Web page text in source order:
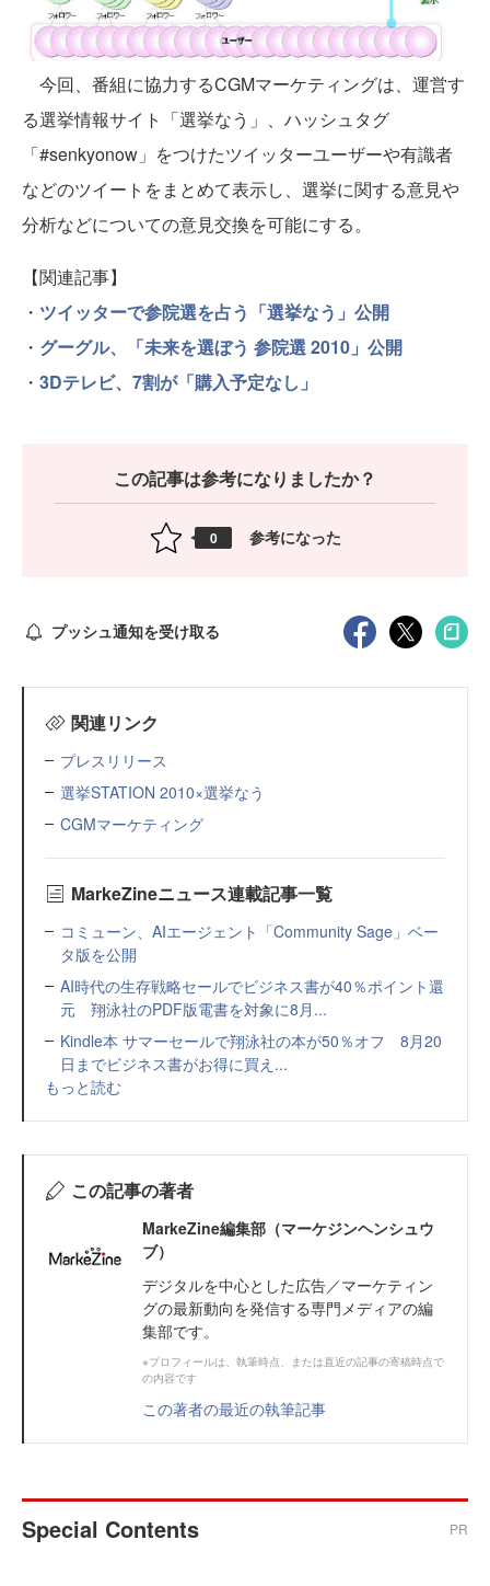
今回、番組に協力するCGMマーケティングは、運営す
る選挙情報サイト「選挙なう」、ハッシュタグ
「#senkyonow」をつけたツイッターユーザーや有識者
などのツイートをまとめて表示し、選挙に関する意見や
分析などについての意見交換を可能にする。
【関連記事】
・ ツイッターで参院選を占う「選挙なう」公開
・ グーグル、「未来を選ぼう 参院選 2010」公開
・ 3Dテレビ、7割が「購入予定なし」
この記事は参考になりましたか？
0 参考になった
プッシュ通知を受け取る
関連リンク
プレスリリース
選挙STATION 2010×選挙なう
CGMマーケティング
MarkeZineニュース連載記事一覧
コミューン、AIエージェント「Community Sage」ベー
タ版を公開
AI時代の生存戦略セールでビジネス書が40％ポイント還
元 翔泳社のPDF版電書を対象に8月...
Kindle本 サマーセールで翔泳社の本が50％オフ 8月20
日までビジネス書がお得に買え...
もっと読む
この記事の著者
MarkeZine編集部（マーケジンヘンシュウ
ブ）
デジタルを中心とした広告／マーケティン
グの最新動向を発信する専門メディアの編
集部です。
※プロフィールは、執筆時点、または直近の記事の寄稿時点で
の内容です
この著者の最近の執筆記事
Special Contents PR